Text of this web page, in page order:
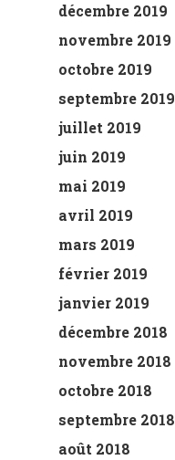
décembre 2019
novembre 2019
octobre 2019
septembre 2019
juillet 2019
juin 2019
mai 2019
avril 2019
mars 2019
février 2019
janvier 2019
décembre 2018
novembre 2018
octobre 2018
septembre 2018
août 2018